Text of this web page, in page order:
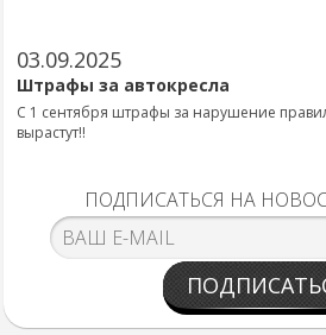
03.09.2025
Штрафы за автокресла
С 1 сентября штрафы за нарушение
вырастут!!
ПОДПИСАТЬСЯ НА